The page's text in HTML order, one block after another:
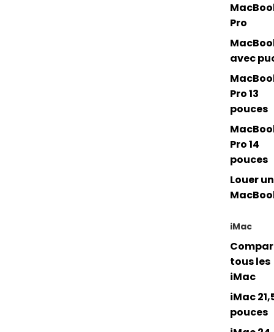
Pro
avec
Pro 13
pouces
Pro 14
pouces
Louer un
iMac
tous les
iMac
iMac
pouces